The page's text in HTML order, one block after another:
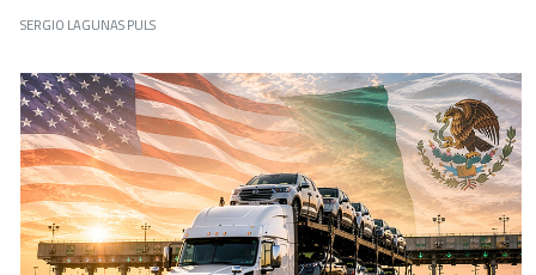
SERGIO LAGUNAS PULS